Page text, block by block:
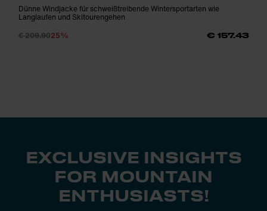
Dünne Windjacke für schweißtreibende Wintersportarten wie
Langlaufen und Skitourengehen
€ 209.9025% € 157.43
EXCLUSIVE INSIGHTS
FOR MOUNTAIN
ENTHUSIASTS!